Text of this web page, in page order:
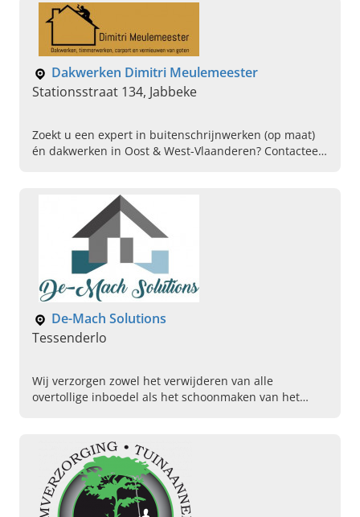
Dakwerken Dimitri Meulemeester
Stationsstraat 134, Jabbeke
Zoekt u een expert in buitenschrijnwerken (op maat)
én dakwerken in Oost & West-Vlaanderen? Contacteer
De-Mach Solutions
Tessenderlo
Wij verzorgen zowel het verwijderen van alle
overtollige inboedel als het schoonmaken van het